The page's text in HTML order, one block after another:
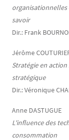
savoir
Dir.: Frank
Jérôme
Stratégie en
stratégique
Dir.: Véronique
Anne DASTUGUE
L'influence des
consommation